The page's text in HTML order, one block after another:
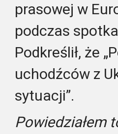
prasowej w
podczas
Podkreślił, że
uchodźców z
sytuacji”.
Powiedziałem